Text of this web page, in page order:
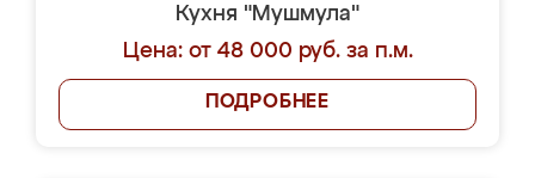
Кухня "Мушмула"
Цена: от 48 000 руб. за п.м.
ПОДРОБНЕЕ